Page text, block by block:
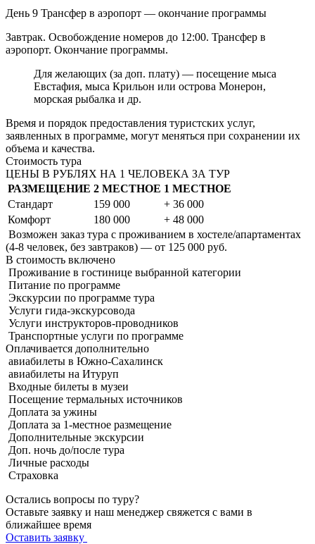
День 9 Трансфер в аэропорт — окончание программы
Завтрак. Освобождение номеров до 12:00. Трансфер в
аэропорт. Окончание программы.
Для желающих (за доп. плату) — посещение мыса
Евстафия, мыса Крильон или острова Монерон,
морская рыбалка и др.
Время и порядок предоставления туристских услуг,
заявленных в программе, могут меняться при сохранении их
объема и качества.
Стоимость тура
ЦЕНЫ В РУБЛЯХ НА 1 ЧЕЛОВЕКА ЗА ТУР
РАЗМЕЩЕНИЕ 2 МЕСТНОЕ 1 МЕСТНОЕ
Стандарт
159 000
+ 36 000
Комфорт
180 000
+ 48 000
Возможен заказ тура с проживанием в хостеле/апартаментах
(4-8 человек, без завтраков) — от 125 000 руб.
В стоимость включено
Проживание в гостинице выбранной категории
Питание по программе
Экскурсии по программе тура
Услуги гида-экскурсовода
Услуги инструкторов-проводников
Транспортные услуги по программе
Оплачивается дополнительно
авиабилеты в Южно-Сахалинск
авиабилеты на Итуруп
Входные билеты в музеи
Посещение термальных источников
Доплата за ужины
Доплата за 1-местное размещение
Дополнительные экскурсии
Доп. ночь до/после тура
Личные расходы
Страховка
Остались вопросы по туру?
Оставьте заявку и наш менеджер свяжется с вами в
ближайшее время
Оставить заявку